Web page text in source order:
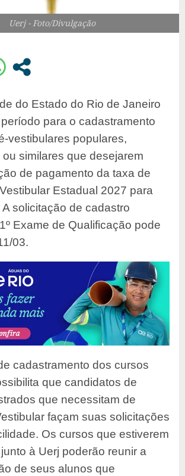
Uerj - Foto/Divulgação
do Estado do Rio de Janeiro
para o cadastramento
vestibulares populares,
similares que desejarem
de pagamento da taxa de
Estadual 2027 para
solicitação de cadastro
Exame de Qualificação pode
03.
cadastramento dos cursos
que candidatos de
que necessitam de
façam suas solicitações
Os cursos que estiverem
à Uerj poderão reunir a
de seus alunos que